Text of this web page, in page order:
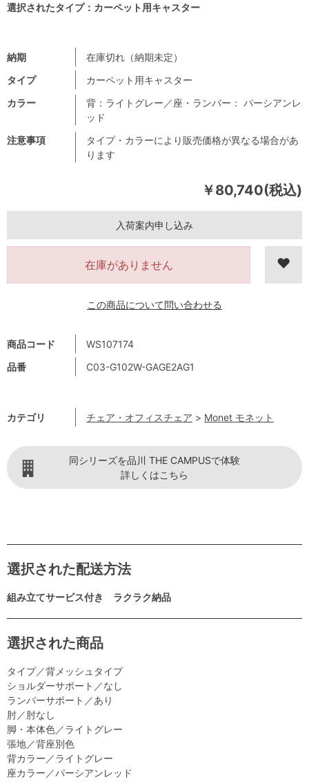
￥80,740(税込)
商品コード
WS107174
品番
C03-G102W-GAGE2AG1
カテゴリ チェア・オフィスチェア > Monet モネット
注意事項
タイプ・カラーにより販売価格が異なる場合があ
ります
納期
在庫切れ（納期未定）
タイプ
カーペット用キャスター
カラー
背：ライトグレー／座・ランバー： パーシアンレ
ッド
選択されたタイプ：カーペット用キャスター
入荷案内申し込み
在庫がありません
この商品について問い合わせる
同シリーズを品川 THE CAMPUSで体験
詳しくはこちら
選択された配送方法
組み立てサービス付き ラクラク納品
選択された商品
タイプ／背メッシュタイプ
ショルダーサポート／なし
ランバーサポート／あり
肘／肘なし
脚・本体色／ライトグレー
張地／背座別色
背カラー／ライトグレー
座カラー／パーシアンレッド